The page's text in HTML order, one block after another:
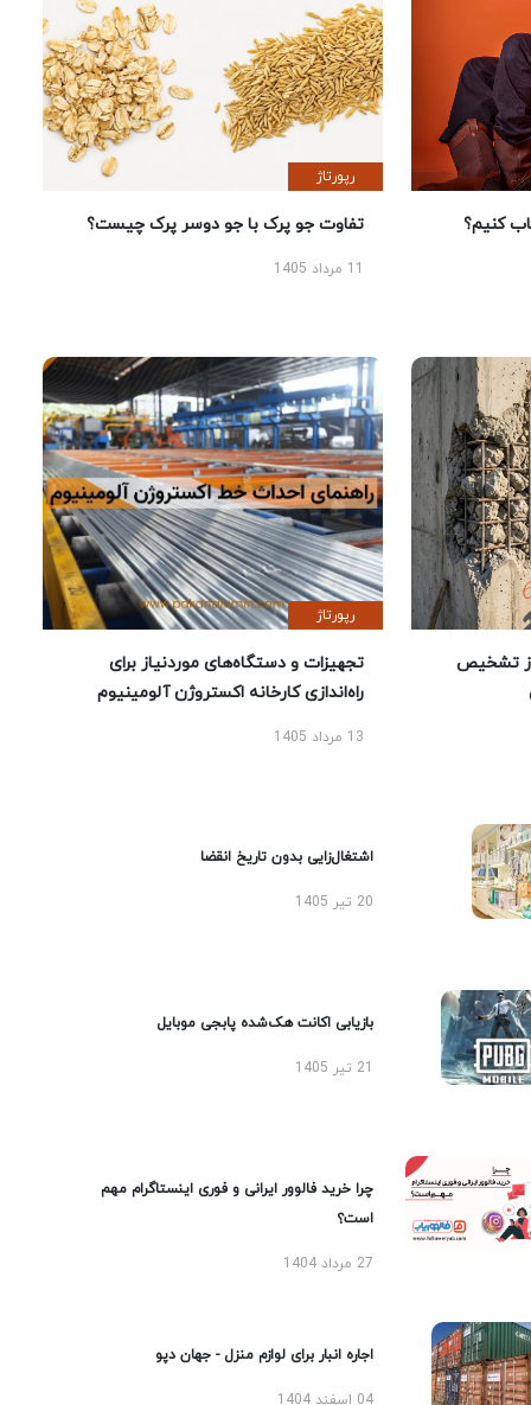
کنیم؟
رپورتاژ
تفاوت جو پرک با جو دوسر پرک چیست؟
تشخیص
رپورتاژ
تجهیزات و دستگاه‌های موردنیاز برای
راه‌اندازی کارخانه اکستروژن آلومینیوم
13 مرداد 1405
اشتغال‌زایی بدون تاریخ انقضا
20 تیر 1405
بازیابی اکانت هک‌شده پابجی موبایل
چرا خرید فالوور ایرانی و فوری اینستاگرام مهم
است؟
27 مرداد 1404
اجاره انبار برای لوازم منزل - جهان دپو
04 اسفند 1404